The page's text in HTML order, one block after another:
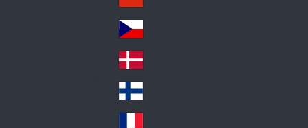
da
Ch
ina
Cz
ec
h
De
nm
ark
Fin